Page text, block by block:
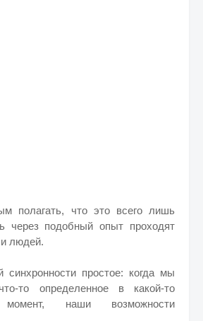
полагать, что это всего лишь
через подобный опыт проходят
людей.
синхронности простое: когда мы
то определенное в какой-то
момент, наши возможности